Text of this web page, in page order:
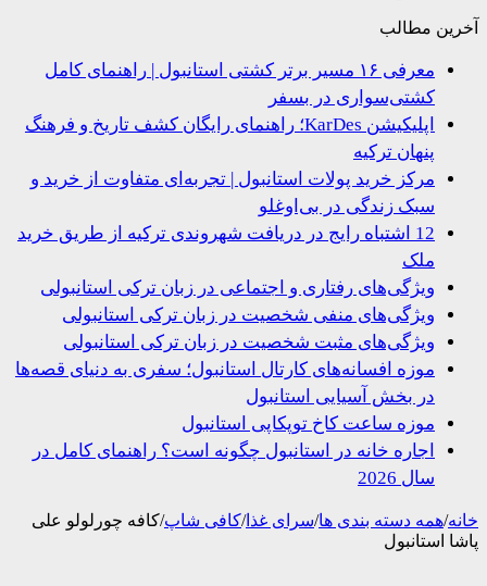
مطالب
معرفی ۱۶ مسیر برتر کشتی استانبول | راهنمای کامل
کشتی‌سواری در بسفر
اپلیکیشن KarDes؛ راهنمای رایگان کشف تاریخ و فرهنگ
پنهان ترکیه
مرکز خرید پولات استانبول | تجربه‌ای متفاوت از خرید و
سبک زندگی در بی‌اوغلو
12 اشتباه رایج در دریافت شهروندی ترکیه از طریق خرید
ویژگی‌های رفتاری و اجتماعی در زبان ترکی استانبولی
ویژگی‌های منفی شخصیت در زبان ترکی استانبولی
ویژگی‌های مثبت شخصیت در زبان ترکی استانبولی
موزه افسانه‌های کارتال استانبول؛ سفری به دنیای قصه‌ها
در بخش آسیایی استانبول
موزه ساعت کاخ توپکاپی استانبول
اجاره خانه در استانبول چگونه است؟ راهنمای کامل در
سال 2026
همه دسته بندی ها/سرای غذا/کافی شاپ /کافه چورلولو علی
استانبول